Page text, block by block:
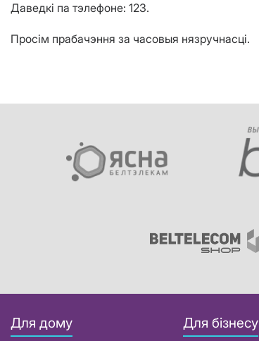
Даведкі па тэлефоне: 123.
Просім прабачэння за часовыя нязручнасці.
Для дому Для бізнесу